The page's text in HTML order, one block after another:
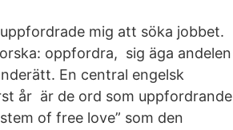
mig att söka jobbet.
oppfordra, sig äga andelen
En central engelsk
år är de ord som uppfordrande
of free love” som den